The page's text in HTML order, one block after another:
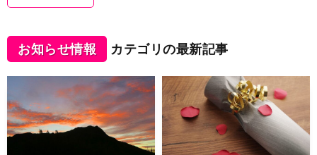
お知らせ情報 カテゴリの最新記事